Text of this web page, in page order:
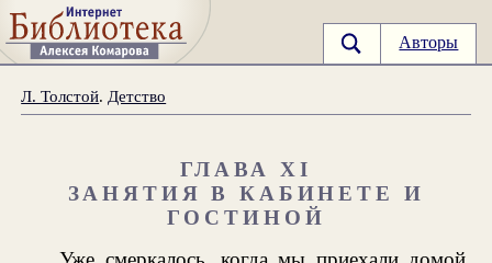
Авторы
Л. Толстой. Детство
ГЛАВА XI
ЗАНЯТИЯ В КАБИНЕТЕ И
ГОСТИНОЙ